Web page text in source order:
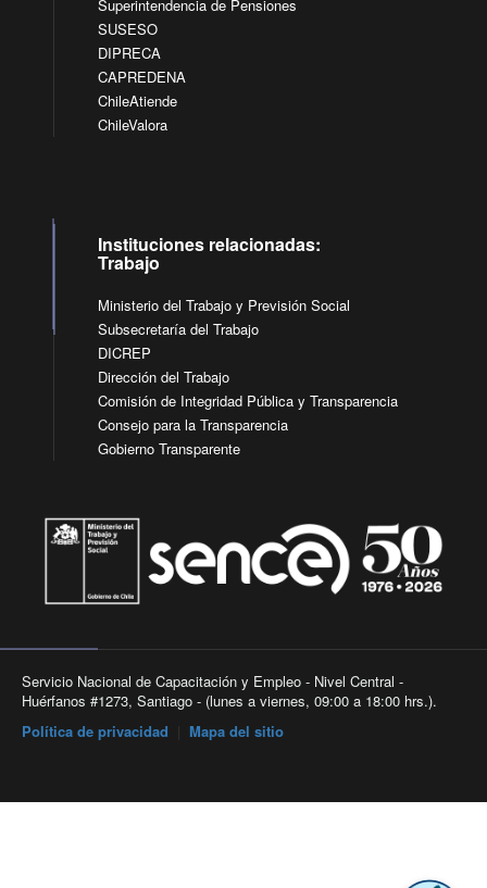
Superintendencia de Pensiones
SUSESO
DIPRECA
CAPREDENA
ChileAtiende
ChileValora
Instituciones relacionadas:
Trabajo
Ministerio del Trabajo y Previsión Social
Subsecretaría del Trabajo
DICREP
Dirección del Trabajo
Comisión de Integridad Pública y Transparencia
Consejo para la Transparencia
Gobierno Transparente
Servicio Nacional de Capacitación y Empleo - Nivel Central -
Huérfanos #1273, Santiago - (lunes a viernes, 09:00 a 18:00 hrs.).
Política de privacidad
Mapa del sitio